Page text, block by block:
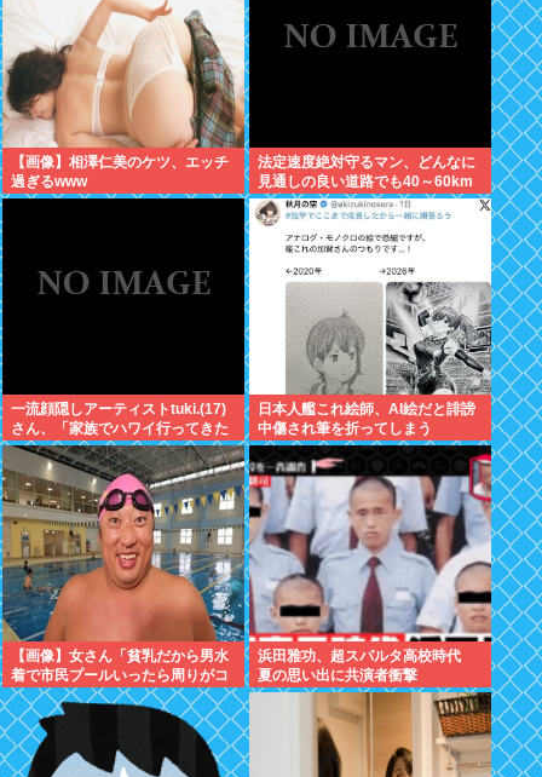
【画像】相澤仁美のケツ、エッチ
過ぎるwww
法定速度絶対守るマン、どんなに
見通しの良い道路でも40～60km
以上出さない
一流顔隠しアーティストtuki.(17)
さん、「家族でハワイ行ってきた
w」 自己顕示欲がどんどん抑えら
れなくなる
日本人艦これ絵師、AI絵だと誹謗
中傷され筆を折ってしまう
【画像】女さん「貧乳だから男水
着で市民プールいったら周りがコ
ソコソしだしてやばいwww」5万
いいね
浜田雅功、超スパルタ高校時代
夏の思い出に共演者衝撃